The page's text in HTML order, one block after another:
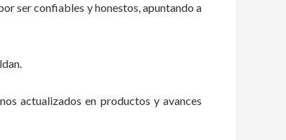
ser confiables y honestos, apuntando a
actualizados en productos y avances